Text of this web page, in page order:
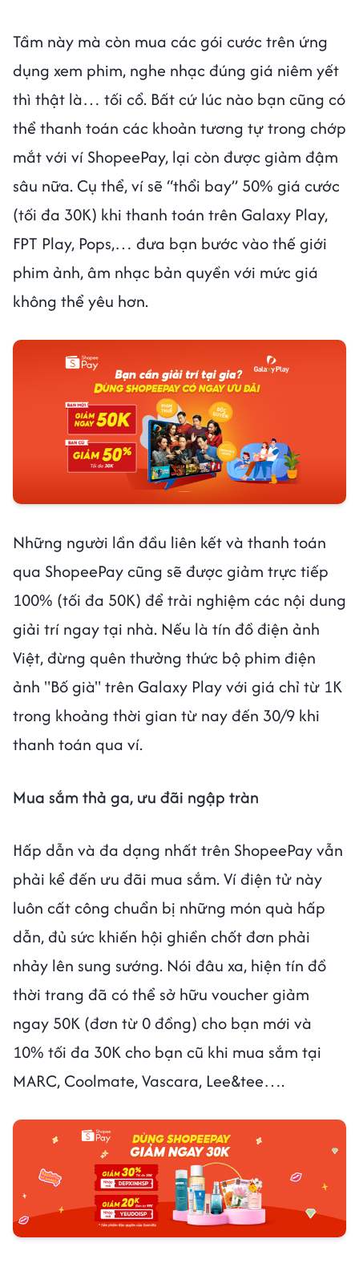
Tầm này mà còn mua các gói cước trên ứng
dụng xem phim, nghe nhạc đúng giá niêm yết
thì thật là… tối cổ. Bất cứ lúc nào bạn cũng có
thể thanh toán các khoản tương tự trong chớp
mắt với ví ShopeePay, lại còn được giảm đậm
sâu nữa. Cụ thể, ví sẽ “thổi bay” 50% giá cước
(tối đa 30K) khi thanh toán trên Galaxy Play,
FPT Play, Pops,… đưa bạn bước vào thế giới
phim ảnh, âm nhạc bản quyền với mức giá
không thể yêu hơn.
Những người lần đầu liên kết và thanh toán
qua ShopeePay cũng sẽ được giảm trực tiếp
100% (tối đa 50K) để trải nghiệm các nội dung
giải trí ngay tại nhà. Nếu là tín đồ điện ảnh
Việt, đừng quên thưởng thức bộ phim điện
ảnh "Bố già" trên Galaxy Play với giá chỉ từ 1K
trong khoảng thời gian từ nay đến 30/9 khi
thanh toán qua ví.
Mua sắm thả ga, ưu đãi ngập tràn
Hấp dẫn và đa dạng nhất trên ShopeePay vẫn
phải kể đến ưu đãi mua sắm. Ví điện tử này
luôn cất công chuẩn bị những món quà hấp
dẫn, đủ sức khiến hội ghiền chốt đơn phải
nhảy lên sung sướng. Nói đâu xa, hiện tín đồ
thời trang đã có thể sở hữu voucher giảm
ngay 50K (đơn từ 0 đồng) cho bạn mới và
10% tối đa 30K cho bạn cũ khi mua sắm tại
MARC, Coolmate, Vascara, Lee&tee….